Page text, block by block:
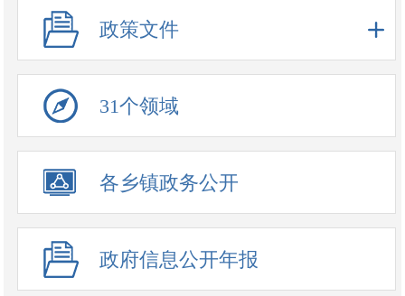
政策文件
31个领域
各乡镇政务公开
政府信息公开年报